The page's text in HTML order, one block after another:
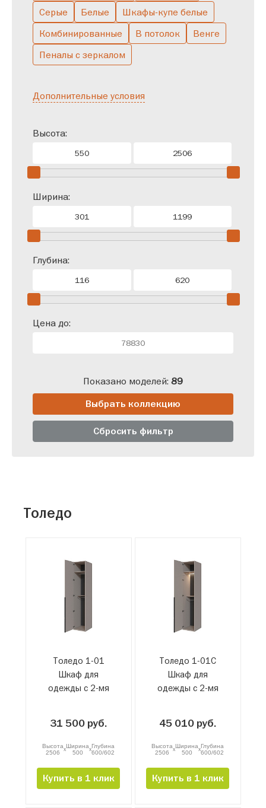
Серые
Белые
Шкафы-купе белые
Комбинированные
В потолок
Венге
Пеналы с зеркалом
Дополнительные условия
Высота:
Ширина:
Глубина:
Цена до:
Показано моделей: 89
Сбросить фильтр
Выбрать коллекцию
Толедо
Толедо 1-01
Шкаф для
одежды с 2-мя
31 500 руб.
Высота
2506
xШирина
500
xГлубина
600/602
Купить в 1 клик
Толедо 1-01С
Шкаф для
одежды с 2-мя
45 010 руб.
Высота
2506
xШирина
500
xГлубина
600/602
Купить в 1 клик